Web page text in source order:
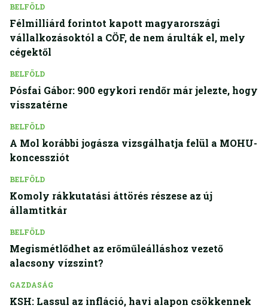
BELFÖLD
Félmilliárd forintot kapott magyarországi
vállalkozásoktól a CÖF, de nem árulták el, mely
cégektől
BELFÖLD
Pósfai Gábor: 900 egykori rendőr már jelezte, hogy
visszatérne
BELFÖLD
A Mol korábbi jogásza vizsgálhatja felül a MOHU-
koncessziót
BELFÖLD
Komoly rákkutatási áttörés részese az új
államtitkár
BELFÖLD
Megismétlődhet az erőműleálláshoz vezető
alacsony vízszint?
GAZDASÁG
KSH: Lassul az infláció, havi alapon csökkennek